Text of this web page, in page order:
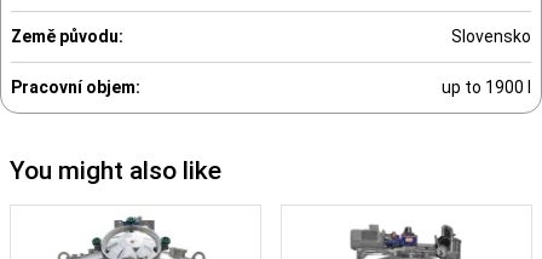
Země původu: Slovensko
Pracovní objem: up to 1900 l
You might also like